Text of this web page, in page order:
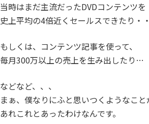
当時はまだ主流だったDVDコンテンツを
史上平均の4倍近くセールスできたり・
もしくは、コンテンツ記事を使って、
毎月300万以上の売上を生み出したり…
などなど、、、
まぁ、僕なりにふと思いつくようなこと
あれこれとあったわけなんです。